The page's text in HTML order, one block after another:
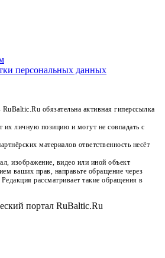
персональных данных
обязательна активная гиперссылка
личную позицию и могут не совпадать с
материалов ответственность несёт
изображение, видео или иной объект
ваших прав, направьте обращение через
рассматривает такие обращения в
портал RuBaltic.Ru